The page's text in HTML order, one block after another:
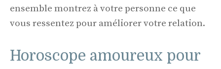
ensemble montrez à votre personne ce que
vous ressentez pour améliorer votre relation.
Horoscope amoureux pour